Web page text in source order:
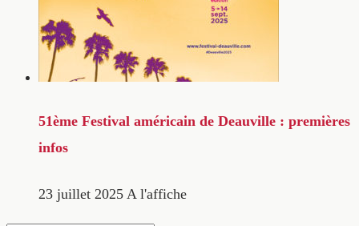
51ème Festival américain de Deauville : premières
infos
23 juillet 2025 A l'affiche